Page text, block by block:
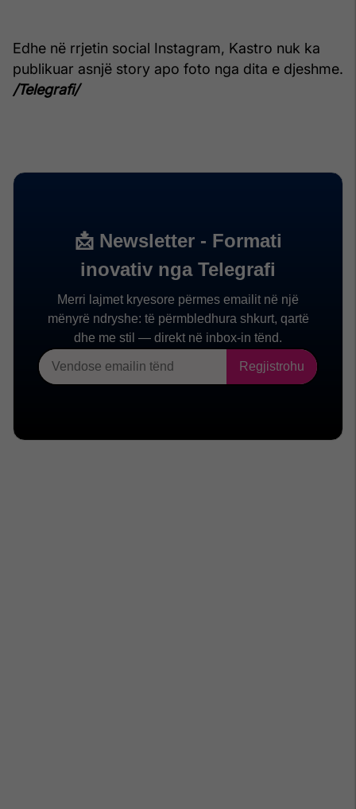
Edhe në rrjetin social Instagram, Kastro nuk ka
publikuar asnjë story apo foto nga dita e djeshme.
/Telegrafi/